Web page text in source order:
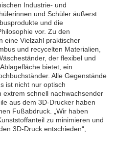
Industrie- und
und Schüler äußerst
und die
vor. Zu den
eine Vielzahl praktischer
und recycelten Materialien,
der flexibel und
bietet, ein
Alle Gegenstände
ist nicht nur optisch
schnell nachwachsender
aus dem 3D-Drucker haben
Fußabdruck. „Wir haben
zu minimieren und
3D-Druck entschieden“,